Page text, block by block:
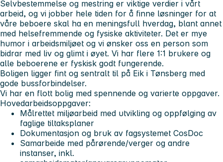
Selvbestemmelse og mestring er viktige verdier i vårt
arbeid, og vi jobber hele tiden for å finne løsninger for at
våre beboere skal ha en meningsfull hverdag, blant annet
med helsefremmende og fysiske aktiviteter. Det er mye
humor i arbeidsmiljøet og vi ønsker oss en person som
bidrar med liv og glimt i øyet. Vi har flere 1:1 brukere og
alle beboerene er fyskisk godt fungerende.
Boligen ligger fint og sentralt til på Eik i Tønsberg med
gode bussforbindelser.
Vi har en flott bolig med spennende og varierte oppgaver.
Hovedarbeidsoppgaver:
Målrettet miljøarbeid med utvikling og oppfølging av
faglige tiltaksplaner
Dokumentasjon og bruk av fagsystemet CosDoc
Samarbeide med pårørende/verger og andre
instanser, inkl.